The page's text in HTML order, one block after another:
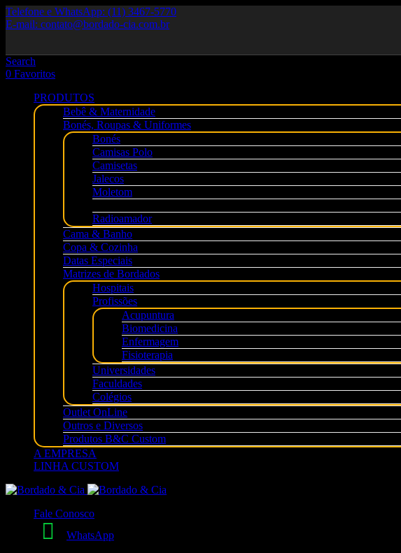
Telefone e WhatsApp: (11) 3467-5770
E-mail: contato@bordado-cia.com.br
Search
0 Favoritos
PRODUTOS
Bebê & Maternidade
Bonés, Roupas & Uniformes
Bonés
Camisas Polo
Camisetas
Jalecos
Moletom
Radioamador
Cama & Banho
Copa & Cozinha
Datas Especiais
Matrizes de Bordados
Hospitais
Profissões
Acupuntura
Biomedicina
Enfermagem
Fisioterapia
Universidades
Faculdades
Colégios
Outlet OnLine
Outros e Diversos
Produtos B&C Custom
A EMPRESA
LINHA CUSTOM
Fale Conosco
WhatsApp